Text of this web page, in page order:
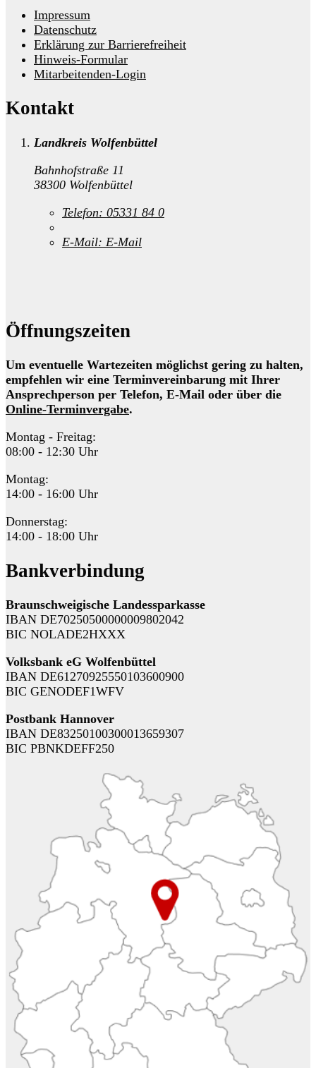
Impressum
Datenschutz
Erklärung zur Barrierefreiheit
Hinweis-Formular
Mitarbeitenden-Login
Kontakt
Landkreis Wolfenbüttel
Bahnhofstraße 11
38300 Wolfenbüttel
Telefon: 05331 84 0
E-Mail: E-Mail
Öffnungszeiten
Um eventuelle Wartezeiten möglichst gering zu halten,
empfehlen wir eine Terminvereinbarung mit Ihrer
Ansprechperson per Telefon, E-Mail oder über die
Online-Terminvergabe.
Montag - Freitag:
08:00 - 12:30 Uhr
Montag:
14:00 - 16:00 Uhr
Donnerstag:
14:00 - 18:00 Uhr
Bankverbindung
Braunschweigische Landessparkasse
IBAN DE70250500000009802042
BIC NOLADE2HXXX
Volksbank eG Wolfenbüttel
IBAN DE61270925550103600900
BIC GENODEF1WFV
Postbank Hannover
IBAN DE83250100300013659307
BIC PBNKDEFF250